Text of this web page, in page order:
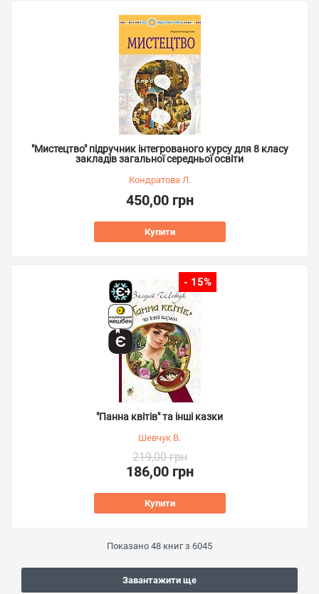
"Мистецтво" підручник інтегрованого курсу для 8 класу
закладів загальної середньої освіти
Кондратова Л.
450,00 грн
Купити
- 15%
"Панна квітів" та інші казки
Шевчук В.
219,00 грн
186,00 грн
Купити
Показано 48 книг з 6045
Завантажити ще